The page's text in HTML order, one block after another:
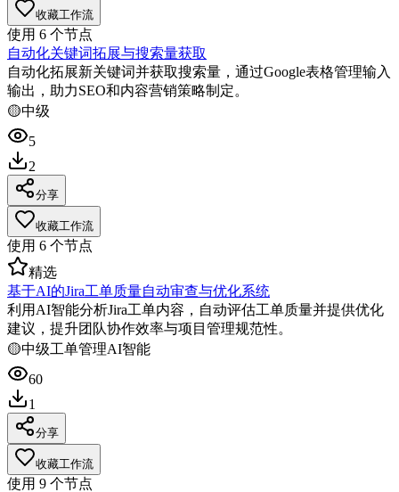
收藏工作流
使用 6 个节点
自动化关键词拓展与搜索量获取
自动化拓展新关键词并获取搜索量，通过Google表格管理输入
输出，助力SEO和内容营销策略制定。
🟡中级
5
2
分享
收藏工作流
使用 6 个节点
精选
基于AI的Jira工单质量自动审查与优化系统
利用AI智能分析Jira工单内容，自动评估工单质量并提供优化
建议，提升团队协作效率与项目管理规范性。
🟡中级工单管理AI智能
60
1
分享
收藏工作流
使用 9 个节点